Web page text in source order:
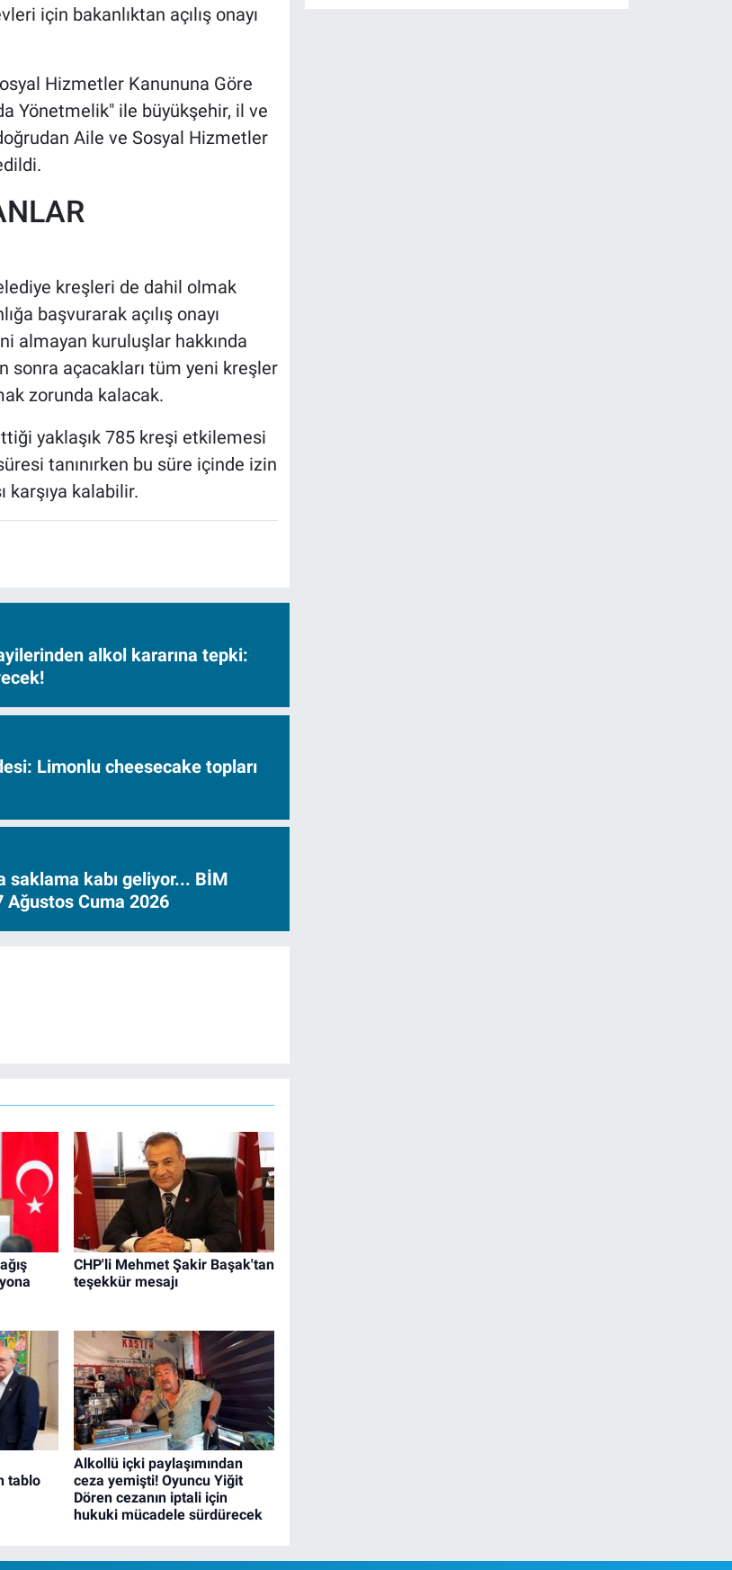
için bakanlıktan açılış onayı
Hizmetler Kanununa Göre
Yönetmelik" ile büyükşehir, il ve
Aile ve Sosyal Hizmetler
kreşleri de dahil olmak
başvurarak açılış onayı
almayan kuruluşlar hakkında
sonra açacakları tüm yeni kreşler
zorunda kalacak.
yaklaşık 785 kreşi etkilemesi
tanınırken bu süre içinde izin
karşıya kalabilir.
alkol kararına tepki:
Limonlu cheesecake topları
saklama kabı geliyor... BİM
Cuma 2026
CHP'li Mehmet Şakir Başak'tan
teşekkür mesajı
tablo
Alkollü içki paylaşımından
ceza yemişti! Oyuncu Yiğit
Dören cezanın iptali için
hukuki mücadele sürdürecek